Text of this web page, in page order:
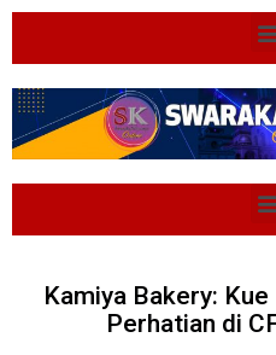
Kamiya Bakery:
Perhatian di